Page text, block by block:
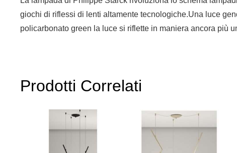
giochi di riflessi di lenti altamente tecnologiche.Una luce
policarbonato green la luce si riflette in maniera ancora più
Prodotti Correlati